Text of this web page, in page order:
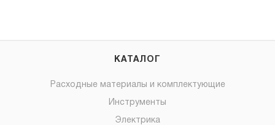
КАТАЛОГ
Расходные материалы и комплектующие
Инструменты
Электрика